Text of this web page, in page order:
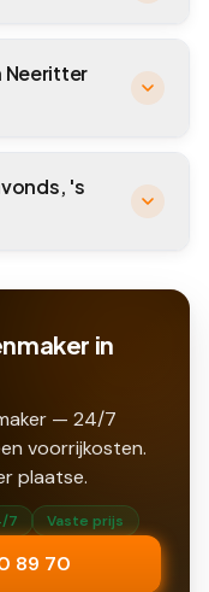
Neeritter
's
in
— 24/7
voorrijkosten.
plaatse.
7 Vaste prijs
89 70